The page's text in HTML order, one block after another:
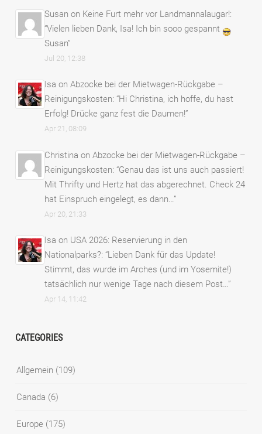
Susan on Keine Furt mehr vor Landmannalaugar!:
“Vielen lieben Dank, Isa! Ich bin sooo gespannt
Susan”
Jul 20, 12:38
Isa onAbzocke bei der Mietwagen-Rückgabe –
Reinigungskosten: “Hi Christina, ich hoffe, du hast
Erfolg! Drücke ganz fest die Daumen!”
Apr 21, 08:09
Christina onAbzocke bei der Mietwagen-Rückgabe –
Reinigungskosten: “Genau das ist uns auch passiert!
Mit Thrifty und Hertz hat das abgerechnet. Check 24
hat Einspruch eingelegt, es dann…”
Apr 20, 21:33
Isa on USA 2026: Reservierung in den
Nationalparks?: “Lieben Dank für das Update!
Stimmt, das wurde im Arches (und im Yosemite!)
tatsächlich nur wenige Tage nach diesem Post…”
Apr 14, 11:42
CATEGORIES
Allgemein (109)
Canada (6)
Europe (175)